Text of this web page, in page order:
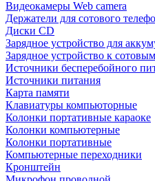
Видеокамеры Web camera
Держатели для сотового
Диски CD
Зарядное устройство для
Зарядное устройство к сотовым
Источники бесперебойного
Источники питания
Карта памяти
Клавиатуры компьюторные
Колонки портативные караоке
Колонки компьютерные
Колонки портативные
Компьютерные переходники
Кронштейн